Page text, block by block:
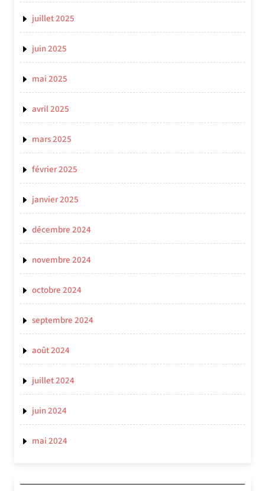
juillet 2025
juin 2025
mai 2025
avril 2025
mars 2025
février 2025
janvier 2025
décembre 2024
novembre 2024
octobre 2024
septembre 2024
août 2024
juillet 2024
juin 2024
mai 2024